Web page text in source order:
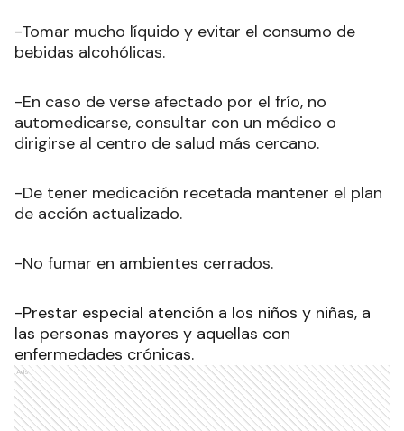
-Tomar mucho líquido y evitar el consumo de
bebidas alcohólicas.
-En caso de verse afectado por el frío, no
automedicarse, consultar con un médico o
dirigirse al centro de salud más cercano.
-De tener medicación recetada mantener el plan
de acción actualizado.
-No fumar en ambientes cerrados.
-Prestar especial atención a los niños y niñas, a
las personas mayores y aquellas con
enfermedades crónicas.
Ads